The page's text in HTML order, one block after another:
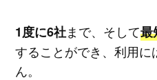
1度に6社まで、そして最
することができ、利用
ん。